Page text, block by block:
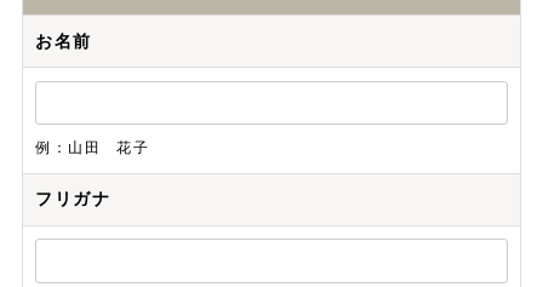
お名前
例：山田 花子
フリガナ